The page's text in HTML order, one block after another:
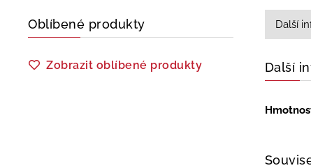
Oblíbené produkty
Zobrazit oblíbené produkty
Další
Další